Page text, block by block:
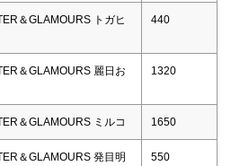
＆GLAMOURS トガヒ
440
＆GLAMOURS 麗日お
1320
＆GLAMOURS ミルコ 1650
＆GLAMOURS 発目明 550